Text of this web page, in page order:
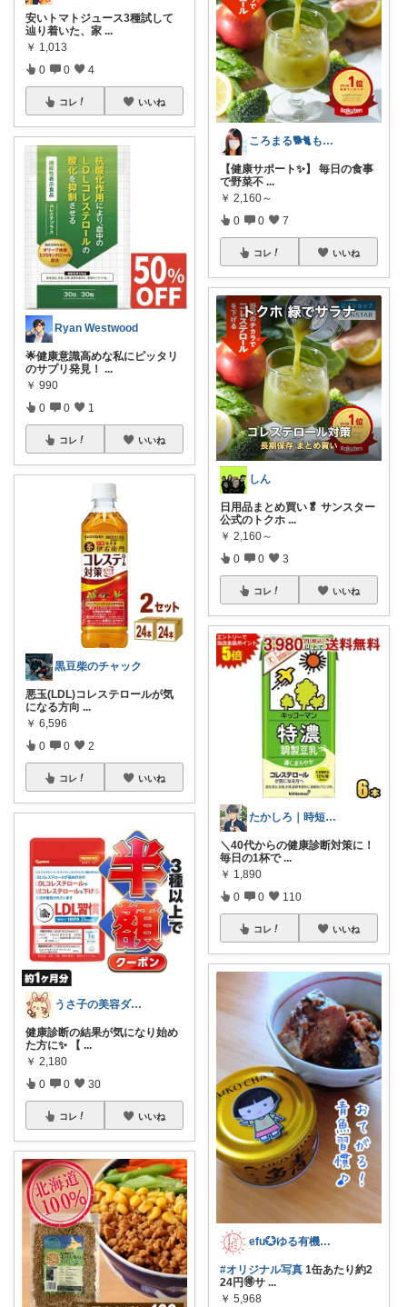
安いトマトジュース3種試して
辿り着いた、家 ...
￥ 1,013
0 0 4
コレ いいね
Ryan Westwood
🌟健康意識高めな私にピッタリ
のサプリ発見！ ...
￥ 990
0 0 1
コレ いいね
黒豆柴のチャック
悪玉(LDL)コレステロールが気
になる方向 ...
￥ 6,596
0 0 2
コレ いいね
うさ子の美容ダイエット
健康診断の結果が気になり始め
た方に✨ 【 ...
￥ 2,180
0 0 30
コレ いいね
ころまる🐕🐈もふもふ愛好家💓
【健康サポート✨】 毎日の食事
で野菜不 ...
￥ 2,160～
0 0 7
コレ いいね
しん
日用品まとめ買い🥬 サンスター
公式のトクホ ...
￥ 2,160～
0 0 3
コレ いいね
たかしろ｜時短ダイエット＆暮らしの便利品
＼40代からの健康診断対策に！
毎日の1杯で ...
￥ 1,890
0 0 110
コレ いいね
efu💮ゆる有機・無添加＆キッズ💮
#オリジナル写真 1缶あたり約2
24円🉐サ ...
￥ 5,968